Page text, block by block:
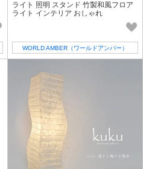
ライト 照明 スタンド 竹製和風フロア
ライト インテリア おしゃれ
WORLD AMBER（ワールドアンバー）